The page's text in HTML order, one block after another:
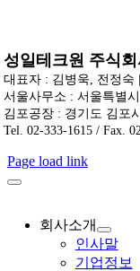
성일테크원 주식
대표자 : 김병욱, 전정숙
서울사무소 : 서울특별
김포공장 : 경기도 김포
Tel. 02-333-1615 / Fax.
Page load link
회사소개
인사말
기업정보